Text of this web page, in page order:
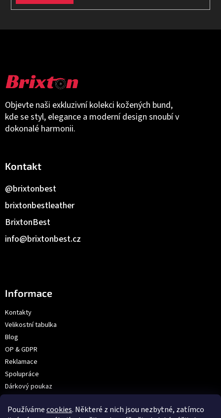
Používámecookies. Některé z nich jsou nezbytné, zatímco
Objevte naši exkluzivní kolekci kožených bund,
kde se styl, elegance a moderní design snoubí v
dokonalé harmonii.
Kontakt
info@brixtonbest.cz
BrixtonBest
brixtonbestleather
@brixtonbest
Informace
Kontakty
Velikostní tabulka
Blog
OP & GDPR
Reklamace
Spolupráce
Dárkový poukaz
Prodejna: V Hůrkách 2144/3, Praha